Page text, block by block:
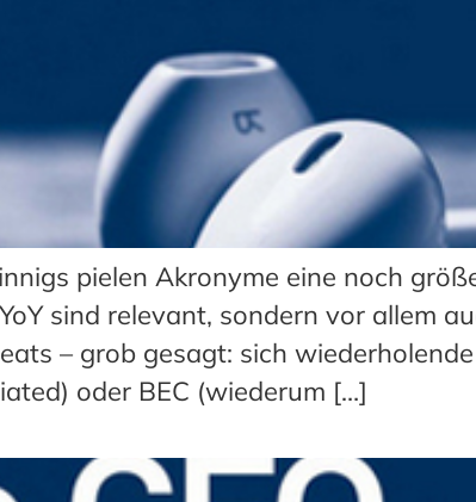
pielen Akronyme eine noch
sind relevant, sondern vor allem
– grob gesagt: sich
oder BEC (wiederum […]